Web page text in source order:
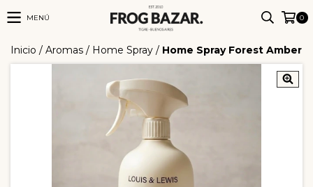
MENÚ 0
Inicio / Aromas / Home Spray / Home Spray Forest Amber